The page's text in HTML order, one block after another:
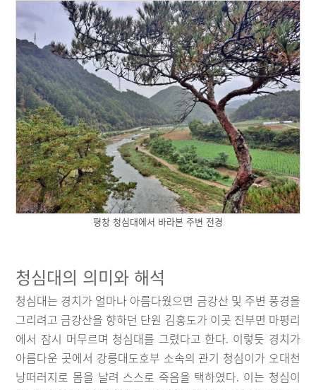
평창 청심대에서 바라본 주변 전경
청심대의 의미와 해석
청심대는 경치가 얼마나 아름다웠으면 금강산 및 주변 풍경을
그리려고 금강산을 향하던 단원 김홍도가 이곳 진부면 마평리
에서 잠시 머무르며 청심대를 그렸다고 한다. 이렇듯 경치가
아름다운 곳에서 강릉대도호부 소속의 관기 청심이가 오대천
낭떠러지로 몸을 날려 스스로 죽음을 택하였다. 이는 청심이